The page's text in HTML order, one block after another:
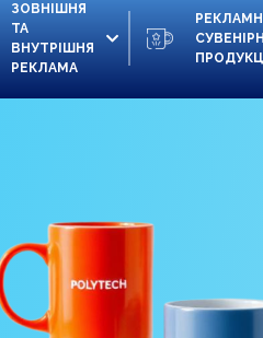
ЗОВНІШНЯ
ТА
ВНУТРІШНЯ
РЕКЛАМА